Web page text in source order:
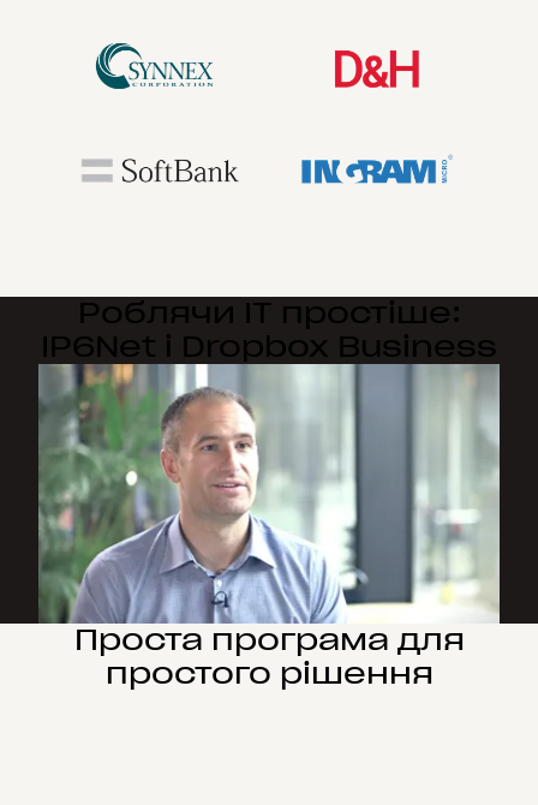
​​Роблячи ІТ простіше:
IP6Net і Dropbox Business
Проста програма для
простого рішення